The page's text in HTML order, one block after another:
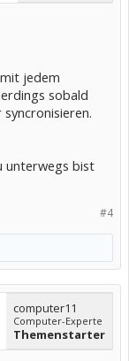
jedem
sobald
unterwegs bist
#4
computer11
Computer-Experte
Themenstarter